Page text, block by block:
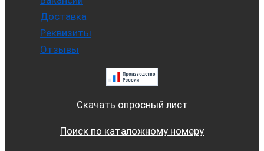
Доставка
Реквизиты
Отзывы
Скачать опросный лист
Поиск по каталожному номеру